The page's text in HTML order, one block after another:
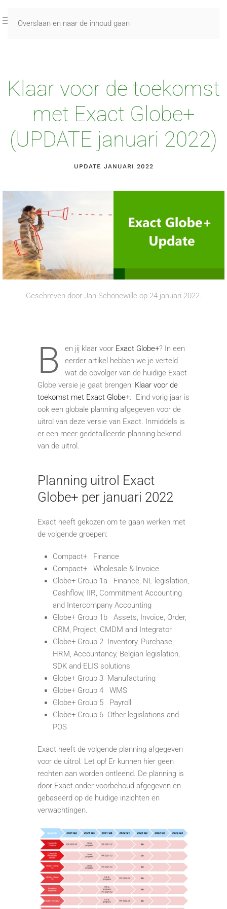
Overslaan en naar de inhoud gaan
Klaar voor de toekomst
met Exact Globe+
(UPDATE januari 2022)
UPDATE JANUARI 2022
Geschreven door Jan Schonewille op 24 januari 2022.
B en jij klaar voor Exact Globe+? In een
eerder artikel hebben we je verteld
wat de opvolger van de huidige Exact
Globe versie je gaat brengen: Klaar voor de
toekomst met Exact Globe+. Eind vorig jaar is
ook een globale planning afgegeven voor de
uitrol van deze versie van Exact. Inmiddels is
er een meer gedetailleerde planning bekend
van de uitrol.
Planning uitrol Exact
Globe+ per januari 2022
Exact heeft gekozen om te gaan werken met
de volgende groepen:
Compact+ Finance
Compact+ Wholesale & Invoice
Globe+ Group 1a Finance, NL legislation,
Cashflow, IIR, Commitment Accounting
and Intercompany Accounting
Globe+ Group 1b Assets, Invoice, Order,
CRM, Project, CMDM and Integrator
Globe+ Group 2 Inventory, Purchase,
HRM, Accountancy, Belgian legislation,
SDK and ELIS solutions
Globe+ Group 3 Manufacturing
Globe+ Group 4 WMS
Globe+ Group 5 Payroll
Globe+ Group 6 Other legislations and
POS
Exact heeft de volgende planning afgegeven
voor de uitrol. Let op! Er kunnen hier geen
rechten aan worden ontleend. De planning is
door Exact onder voorbehoud afgegeven en
gebaseerd op de huidige inzichten en
verwachtingen.